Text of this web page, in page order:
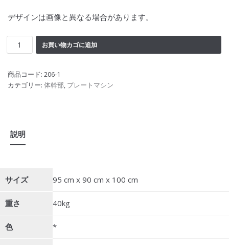
デザインは画像と異なる場合があります。
お買い物カゴに追加
商品コード: 206-1
カテゴリー: 体幹部, プレートマシン
説明
サイズ 95 cm x 90 cm x 100 cm
重さ 40kg
色 *